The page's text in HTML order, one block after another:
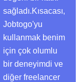
sağladı.Kısacası,
Jobtogo'yu
kullanmak benim
için çok olumlu
bir deneyimdi ve
diğer freelancer